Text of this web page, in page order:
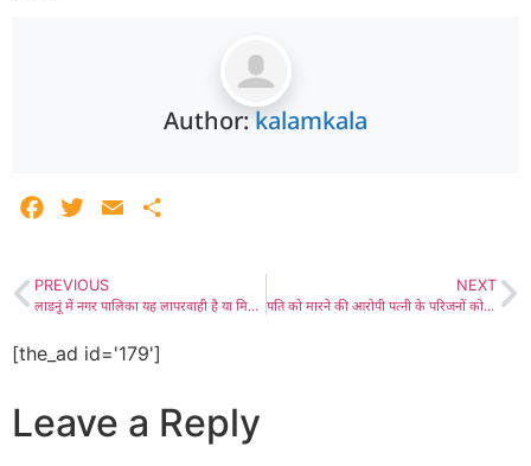
Author:kalamkala
FacebookTwitterEmail
PREVIOUS
लाडनूं में नगर पालिका यह लापरवाही है या मिलीभगत- नाली और रास्ते की जमीन पर अतिक्रमण कर भवन निर्माण की प्रवृत्ति बढ़ी, संस्थाएं भी नहीं रही पीछे, पहली पट्टी में मंगलम होस्पीटल के पास खुलेआम धड़ल्ले से अवैध निर्माण कर अतिक्रमण जारी, तीन शिकायतें हुई पर कोई कार्रवाई नहीं
NEXT
पति को मारने की आरोपी पत्नी के परिजनों को भी गिरफ्तार करने की मांग, एक करोड़ का मुआवजा और सरकारी नौकरी देने पर भी लोग अड़े, कलेक्टर व एसपी कार्यालय का घेराव व प्रदर्शन, भेंट कर वार्ता की पर असफल रही
[the_ad id='179']
Leave a Reply